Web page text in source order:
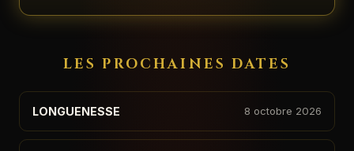
LES PROCHAINES DATES
LONGUENESSE 8 octobre 2026